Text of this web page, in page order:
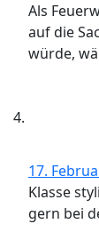
Als
auf die
würde,
17.
Klasse
gern bei